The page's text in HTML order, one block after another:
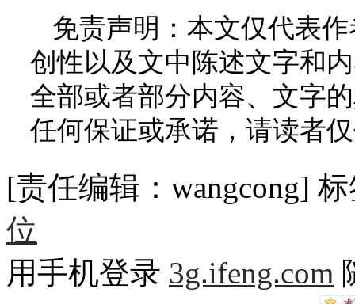
免责声明：本文仅代表
创性以及文中陈述文字和
全部或者部分内容、文字
任何保证或承诺，请读者
[责任编辑：wangcong]
位
用手机登录 3g.ifeng.com